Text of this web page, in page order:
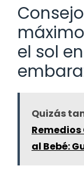
el sol
Quizás
al Bebé: